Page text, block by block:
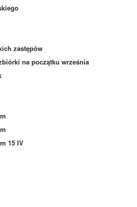
zastępów
na początku września
15 IV